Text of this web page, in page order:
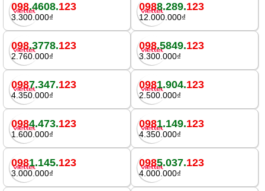
098.4608.123
3.300.000₫
0988.289.123
12.000.000₫
098.3778.123
2.760.000₫
098.5849.123
3.300.000₫
0987.347.123
4.350.000₫
0981.904.123
2.500.000₫
0984.473.123
1.600.000₫
0981.149.123
4.350.000₫
0981.145.123
3.000.000₫
0985.037.123
4.000.000₫